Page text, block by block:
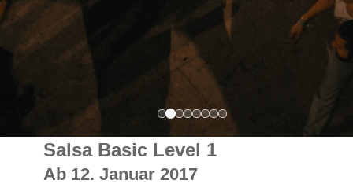
Salsa Basic Level 1
Ab 12. Januar 2017